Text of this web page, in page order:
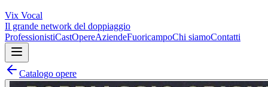
Vix Vocal
Il grande network del doppiaggio
ProfessionistiCastOpereAziendeFuoricampoChi siamoContatti
Catalogo opere